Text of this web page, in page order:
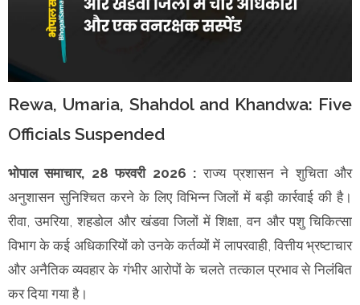
Rewa, Umaria, Shahdol and Khandwa: Five
Officials Suspended
भोपाल समाचार, 28 फरवरी 2026 : राज्य प्रशासन ने शुचिता और
अनुशासन सुनिश्चित करने के लिए विभिन्न जिलों में बड़ी कार्रवाई की है।
रीवा, उमरिया, शहडोल और खंडवा जिलों में शिक्षा, वन और पशु चिकित्सा
विभाग के कई अधिकारियों को उनके कर्तव्यों में लापरवाही, वित्तीय भ्रष्टाचार
और अनैतिक व्यवहार के गंभीर आरोपों के चलते तत्काल प्रभाव से निलंबित
कर दिया गया है।